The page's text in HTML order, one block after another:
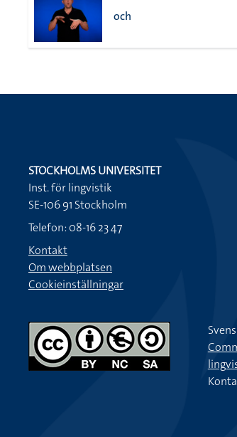
och
STOCKHOLMS UNIVERSITET
Inst. för lingvistik
SE-106 91 Stockholm
Telefon: 08-16 23 47
Kontakt
Om webbplatsen
Cookieinställningar